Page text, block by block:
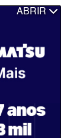
ABRIR